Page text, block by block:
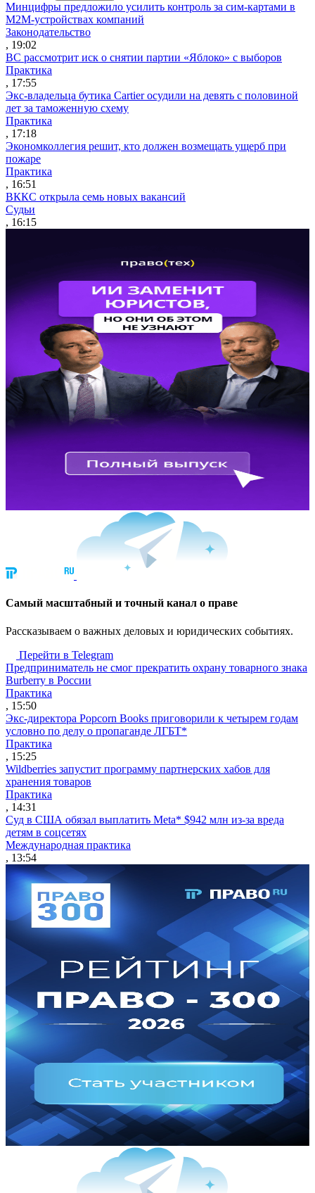
Минцифры предложило усилить контроль за сим-картами в
M2M-устройствах компаний
Законодательство
, 19:02
ВС рассмотрит иск о снятии партии «Яблоко» с выборов
Практика
, 17:55
Экс-владельца бутика Cartier осудили на девять с половиной
лет за таможенную схему
Практика
, 17:18
Экономколлегия решит, кто должен возмещать ущерб при
пожаре
Практика
, 16:51
ВККС открыла семь новых вакансий
Судьи
, 16:15
Cамый масштабный и точный канал о праве
Рассказываем о важных деловых и юридических событиях.
Перейти в Telegram
Предприниматель не смог прекратить охрану товарного знака
Burberry в России
Практика
, 15:50
Экс-директора Popcorn Books приговорили к четырем годам
условно по делу о пропаганде ЛГБТ*
Практика
, 15:25
Wildberries запустит программу партнерских хабов для
хранения товаров
Практика
, 14:31
Суд в США обязал выплатить Meta* $942 млн из-за вреда
детям в соцсетях
Международная практика
, 13:54